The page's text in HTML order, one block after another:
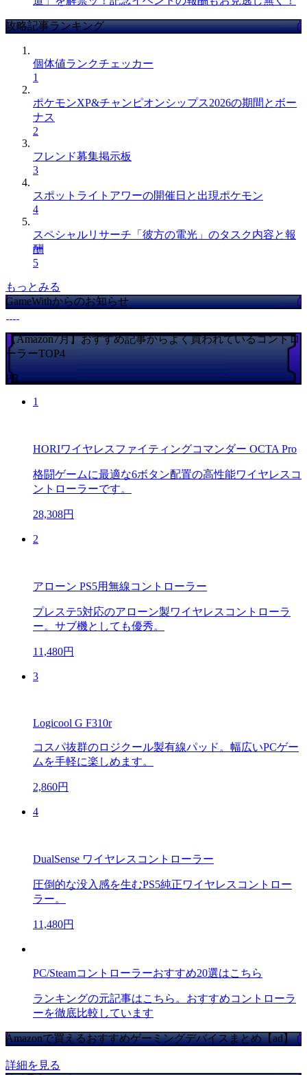
攻略記事ランキング
個体値ランクチェッカー
1
ポケモンXP&チャンピオンシップス2026の期間とボー
ナス
2
フレンド募集掲示板
3
スポットライトアワーの開催日と出現ポケモン
4
スペシャルリサーチ「彼方の電光」のタスク内容と報
酬
5
もっとみる
GameWithからのお知らせ
【Amazon7月】おすすめ記事からよく買われているコントロ
ーラーTOP4
PR
1
HORIワイヤレスファイティングコマンダー OCTA Pro
格闘ゲームに最適な6ボタン配置の高性能ワイヤレスコ
ントローラーです。
28,308円
2
アローン PS5用無線コントローラー
プレステ5対応のアローン製ワイヤレスコントローラ
ー。サブ機としても優秀。
11,480円
3
Logicool G F310r
コスパ抜群のロジクール製有線パッド。幅広いPCゲー
ムを手軽に楽しめます。
2,860円
4
DualSense ワイヤレスコントローラー
圧倒的な没入感を生むPS5純正ワイヤレスコントロー
ラー。
11,480円
PC/Steamコントローラーおすすめ20選はこちら
ランキングの元記事はこちら。おすすめコントローラ
ーを徹底比較しています
Amazonで買えるおすすめゲーミングデバイスまとめ【ad】
詳細を見る